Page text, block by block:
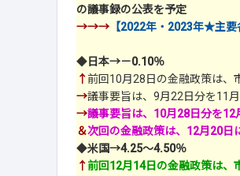
の議事録の公表を予定
→→→ 【2022年・2023年★主要
◆ 日本→－0.10％
↑前回10月28日の金融政策は、
→議事要旨は、9月22日分を11
→議事要旨は、10月28日分を12
＆次回の金融政策は、12月20日
◆米国→4.25～4.50％
↑前回12月14日の金融政策は、